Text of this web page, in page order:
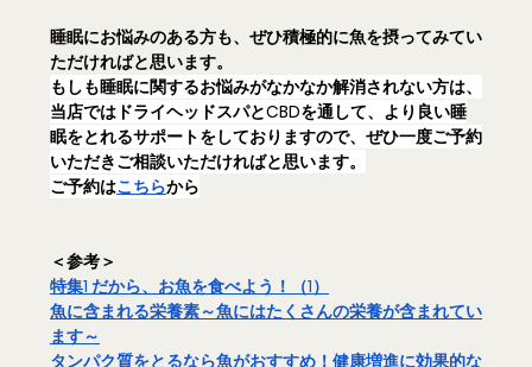
睡眠にお悩みのある方も、ぜひ積極的に魚を摂ってみてい
ただければと思います。
もしも睡眠に関するお悩みがなかなか解消されない方は、
当店ではドライヘッドスパとCBDを通して、より良い睡
眠をとれるサポートをしておりますので、ぜひ一度ご予約
いただきご相談いただければと思います。
ご予約はこちらから
＜参考＞
特集1 だから、お魚を食べよう！（1）
魚に含まれる栄養素～魚にはたくさんの栄養が含まれてい
ます～
タンパク質をとるなら魚がおすすめ！健康増進に効果的な